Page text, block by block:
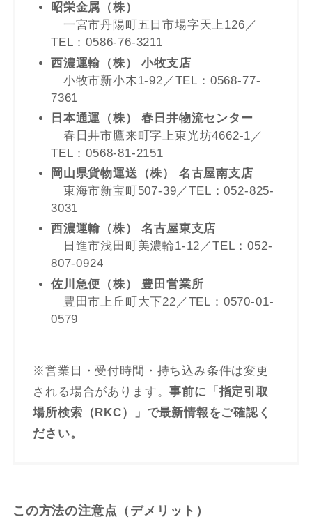
昭栄金属（株）
一宮市丹陽町五日市場字天上126／
TEL：0586-76-3211
西濃運輸（株） 小牧支店
小牧市新小木1-92／TEL：0568-77-
7361
日本通運（株） 春日井物流センター
春日井市鷹来町字上東光坊4662-1／
TEL：0568-81-2151
岡山県貨物運送（株） 名古屋南支店
東海市新宝町507-39／TEL：052-825-
3031
西濃運輸（株） 名古屋東支店
日進市浅田町美濃輪1-12／TEL：052-
807-0924
佐川急便（株） 豊田営業所
豊田市上丘町大下22／TEL：0570-01-
0579
※営業日・受付時間・持ち込み条件は変更
される場合があります。事前に「指定引取
場所検索（RKC）」で最新情報をご確認く
ださい。
この方法の注意点（デメリット）